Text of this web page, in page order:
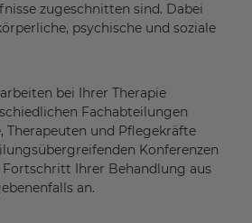
zugeschnitten sind. Dabei
psychische und soziale
bei Ihrer Therapie
Fachabteilungen
Therapeuten und Pflegekräfte
Konferenzen
Ihrer Behandlung aus
an.